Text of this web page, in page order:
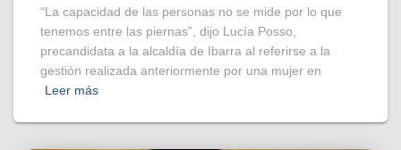
“La capacidad de las personas no se mide por lo que
tenemos entre las piernas”, dijo Lucía Posso,
precandidata a la alcaldía de Ibarra al referirse a la
gestión realizada anteriormente por una mujer en
Leer más